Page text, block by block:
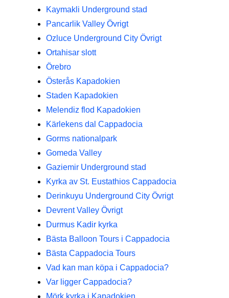
Kaymakli Underground stad
Pancarlik Valley Övrigt
Ozluce Underground City Övrigt
Ortahisar slott
Örebro
Österås Kapadokien
Staden Kapadokien
Melendiz flod Kapadokien
Kärlekens dal Cappadocia
Gorms nationalpark
Gomeda Valley
Gaziemir Underground stad
Kyrka av St. Eustathios Cappadocia
Derinkuyu Underground City Övrigt
Devrent Valley Övrigt
Durmus Kadir kyrka
Bästa Balloon Tours i Cappadocia
Bästa Cappadocia Tours
Vad kan man köpa i Cappadocia?
Var ligger Cappadocia?
Mörk kyrka i Kapadokien